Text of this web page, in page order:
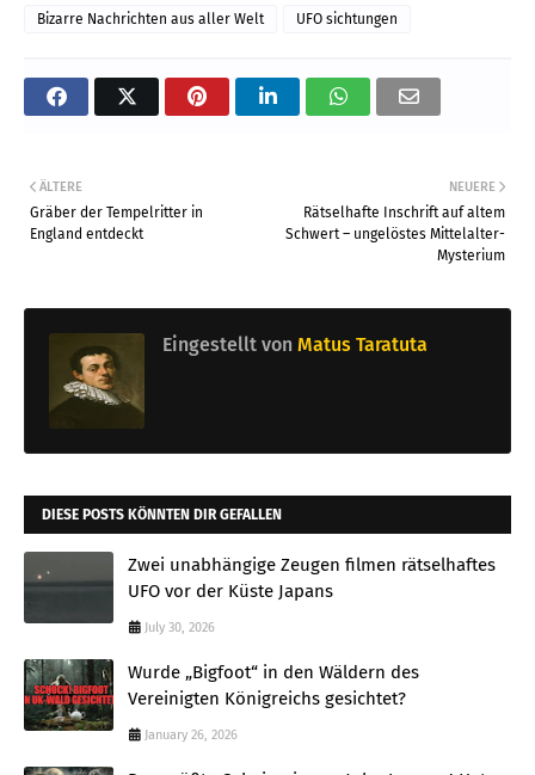
Bizarre Nachrichten aus aller Welt UFO sichtungen
NEUERE
Rätselhafte Inschrift auf altem
Schwert – ungelöstes Mittelalter-
Mysterium
ÄLTERE
Gräber der Tempelritter in
England entdeckt
Eingestellt von Matus Taratuta
DIESE POSTS KÖNNTEN DIR GEFALLEN
Zwei unabhängige Zeugen filmen rätselhaftes
UFO vor der Küste Japans
July 30, 2026
Wurde „Bigfoot“ in den Wäldern des
Vereinigten Königreichs gesichtet?
January 26, 2026